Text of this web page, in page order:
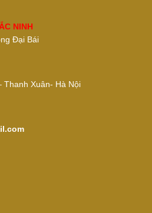
NINH
Đại Bái
Thanh Xuân- Hà Nội